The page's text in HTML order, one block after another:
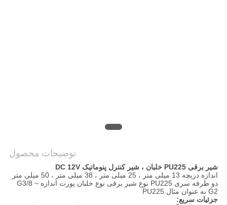
POLICY
توضیحات محصول
شیر برقی PU225 خلبان ، شیر کنترل پنوماتیک DC 12V
اندازه دریچه 13 میلی متر ، 25 میلی متر ، 38 میلی متر ، 50 میلی متر
دو طرفه سری PU225 نوع شیر برقی نوع خلبان پورت اندازه G3/8 ~
G2 به عنوان مثال PU225
جزئیات سریع: